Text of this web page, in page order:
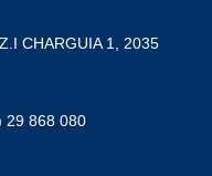
CHARGUIA 1, 2035
29 868 080